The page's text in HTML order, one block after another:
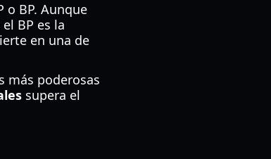
o BP. Aunque
BP es la
en una de
más poderosas
supera el